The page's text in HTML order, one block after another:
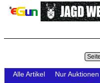
Alle Artikel Nur Auktionen